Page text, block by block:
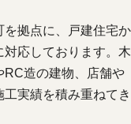
拠点に、戸建住宅か
応しております。木
RC造の建物、店舗や
実績を積み重ねてき